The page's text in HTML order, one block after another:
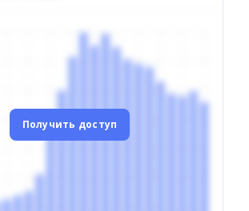
Получить доступ